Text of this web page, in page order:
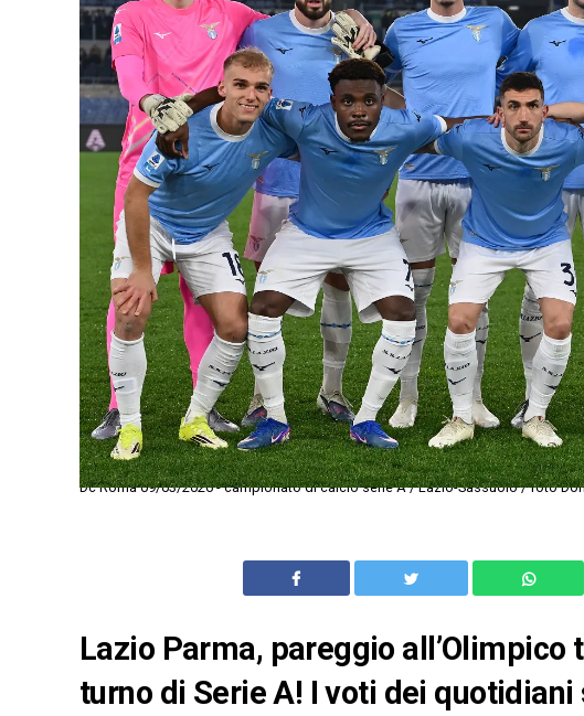
Dc Roma 09/03/2026 - campionato di calcio serie A / Lazio-Sassuolo / foto
Lazio Parma, pareggio all’Olimpico
turno di Serie A! I voti dei